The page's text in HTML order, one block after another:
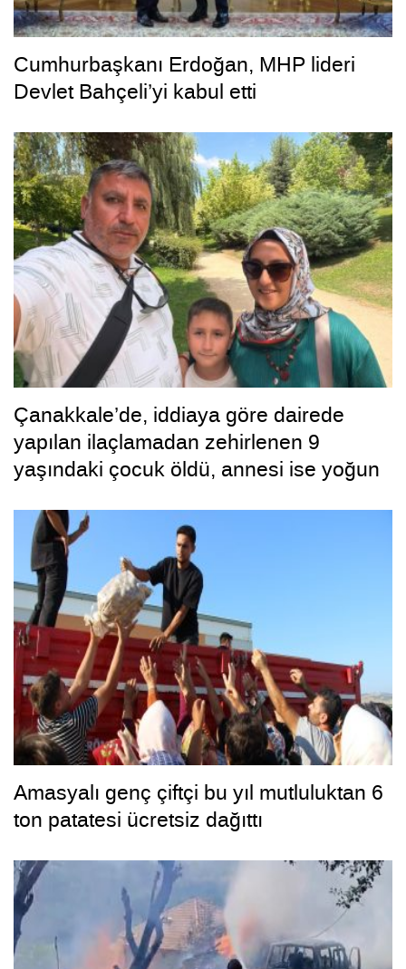
Cumhurbaşkanı Erdoğan, MHP lideri
Devlet Bahçeli’yi kabul etti
Çanakkale’de, iddiaya göre dairede
yapılan ilaçlamadan zehirlenen 9
yaşındaki çocuk öldü, annesi ise yoğun
Amasyalı genç çiftçi bu yıl mutluluktan 6
ton patatesi ücretsiz dağıttı